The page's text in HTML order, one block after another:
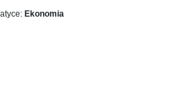
Ekonomia